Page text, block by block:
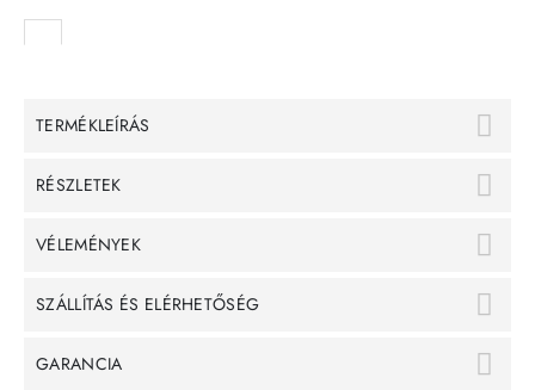
TERMÉKLEÍRÁS
RÉSZLETEK
VÉLEMÉNYEK
SZÁLLÍTÁS ÉS ELÉRHETŐSÉG
GARANCIA